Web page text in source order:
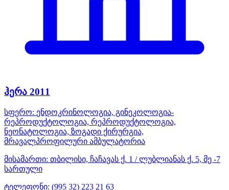
ჰერა 2011
სფერო: ენდოკრინოლოგია, გინეკოლოგია-
რეპროდუქტოლოგია, რეპროდუქტოლოგია,
ნეონატოლოგია, ზოგადი ქირურგია,
მრავალპროფილური ამბულატორია
მისამართი: თბილისი, ჩაჩავას ქ. 1 / ლუბლიანას ქ. 5, მე -7
სართული
ტელეფონი: (995 32) 223 21 63